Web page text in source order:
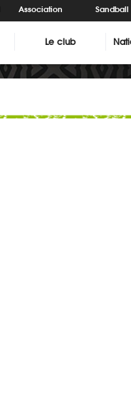
Association Sandball
Le club